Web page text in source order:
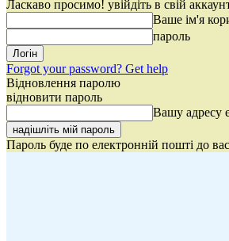
Ласкаво просимо! увійдіть в свій
Ваше ім'я
пароль
Forgot your password? Get help
Відновлення паролю
відновити пароль
Вашу адресу
Пароль буде по електронній пошті до